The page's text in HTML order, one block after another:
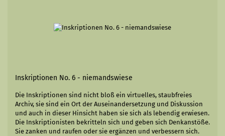
Inskriptionen No. 6 - niemandswiese
Die Inskriptionen sind nicht bloß ein virtuelles, staubfreies
Archiv, sie sind ein Ort der Auseinandersetzung und Diskussion
und auch in dieser Hinsicht haben sie sich als lebendig erwiesen.
Die Inskriptionisten bekritteln sich und geben sich Denkanstöße.
Sie zanken und raufen oder sie ergänzen und verbessern sich.